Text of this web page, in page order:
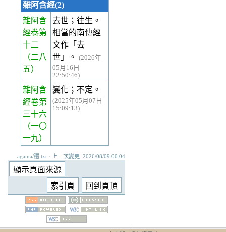
雜阿含經(2)
雜阿含
經卷第
十二
（二八
五）
去世；往生。
相當的南傳經
文作「去
世」。
(2026年
05月16日
22:50:46)
雜阿含
經卷第
三十六
（一〇
一九）
變化；不定。
(2025年05月07日
15:09:13)
agama/遷.txt · 上一次變更: 2026/08/09 00:04